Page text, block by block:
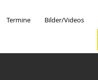
Termine Bilder/Videos